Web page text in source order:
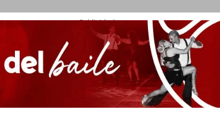
- Publicidad -